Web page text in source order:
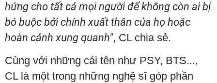
hứng cho tất cả mọi người để không còn ai bị
bó buộc bởi chính xuất thân của họ hoặc
hoàn cảnh xung quanh", CL chia sẻ.
Cùng với những cái tên như PSY, BTS...,
CL là một trong những nghệ sĩ góp phần